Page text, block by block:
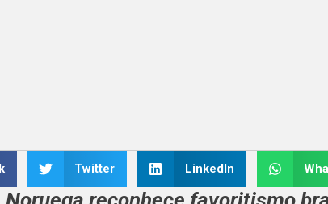
Twitter LinkedIn